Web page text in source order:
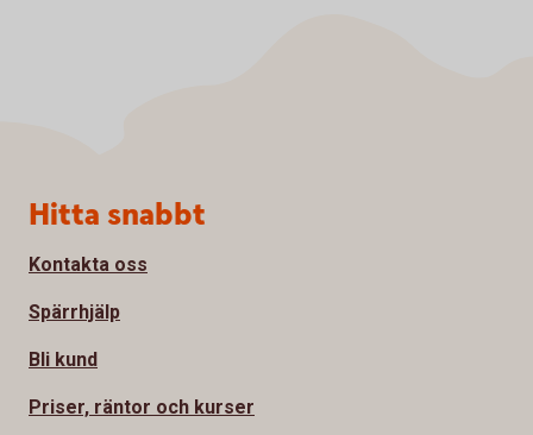
Sidfot
Hitta snabbt
Kontakta oss
Spärrhjälp
Bli kund
Priser, räntor och kurser